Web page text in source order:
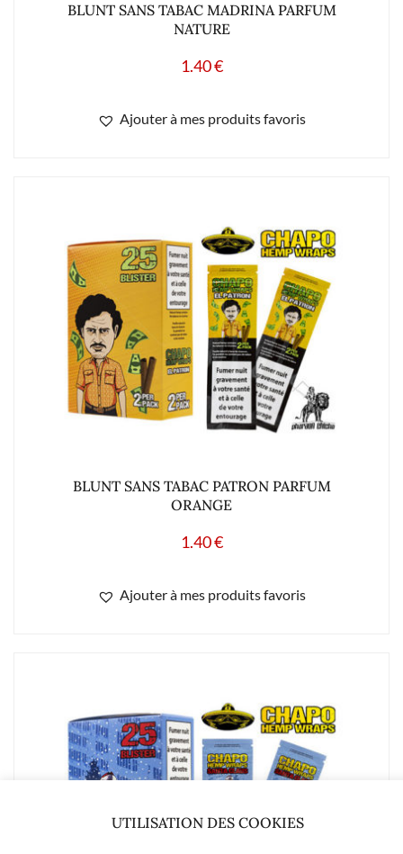
BLUNT SANS TABAC MADRINA PARFUM
NATURE
1.40€
Ajouter à mes produits favoris
BLUNT SANS TABAC PATRON PARFUM
ORANGE
1.40€
Ajouter à mes produits favoris
UTILISATION DES COOKIES